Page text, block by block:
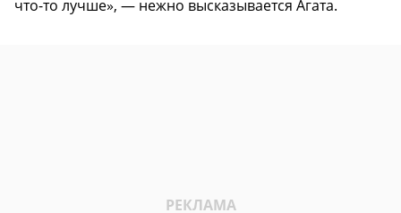
что-то лучше», — нежно высказывается Агата.